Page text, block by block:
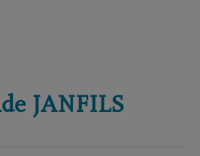
JANFILS